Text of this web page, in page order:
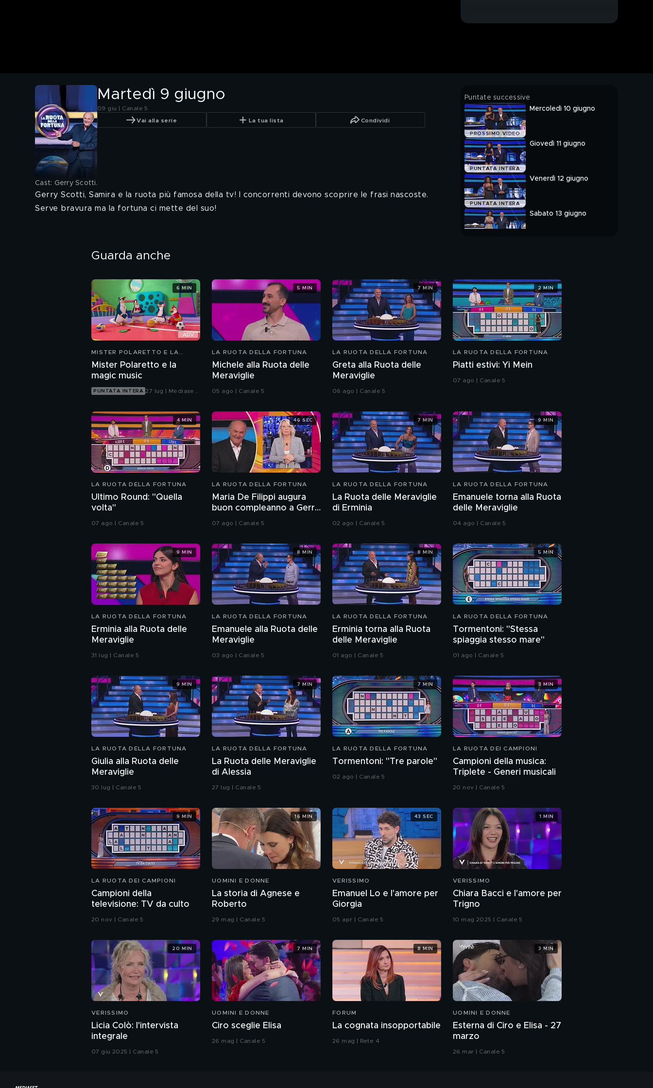
Martedì 9 giugno
09 giu | Canale 5
Vai alla serie La tua lista Condividi
Cast: Gerry Scotti .
Gerry Scotti, Samira e la ruota più famosa della tv! I concorrenti devono scoprire le frasi nascoste.
Serve bravura ma la fortuna ci mette del suo!
Puntate successive
PROSSIMO VIDEO
Mercoledì 10 giugno
PUNTATA INTERA
Giovedì 11 giugno
PUNTATA INTERA
Venerdì 12 giugno
Sabato 13 giugno
Guarda anche
MISTER POLARETTO E LA
Mister Polaretto e la
magic music
PUNTATA INTERA 27 lug | Mediaset
6 MIN
LA RUOTA DELLA FORTUNA
Michele alla Ruota delle
Meraviglie
05 ago | Canale 5
5 MIN
LA RUOTA DELLA FORTUNA
Greta alla Ruota delle
Meraviglie
06 ago | Canale 5
7 MIN
LA RUOTA DELLA FORTUNA
Piatti estivi: Yi Mein
07 ago | Canale 5
2 MIN
LA RUOTA DELLA FORTUNA
Ultimo Round: "Quella
volta"
07 ago | Canale 5
4 MIN
LA RUOTA DELLA FORTUNA
Maria De Filippi augura
buon compleanno a Gerry
Scotti
07 ago | Canale 5
46 SEC
LA RUOTA DELLA FORTUNA
La Ruota delle Meraviglie
di Erminia
02 ago | Canale 5
7 MIN
LA RUOTA DELLA FORTUNA
Emanuele torna alla Ruota
delle Meraviglie
04 ago | Canale 5
9 MIN
LA RUOTA DELLA FORTUNA
Erminia alla Ruota delle
Meraviglie
31 lug | Canale 5
9 MIN
LA RUOTA DELLA FORTUNA
Emanuele alla Ruota delle
Meraviglie
03 ago | Canale 5
8 MIN
LA RUOTA DELLA FORTUNA
Erminia torna alla Ruota
delle Meraviglie
01 ago | Canale 5
8 MIN
LA RUOTA DELLA FORTUNA
Tormentoni: "Stessa
spiaggia stesso mare"
01 ago | Canale 5
5 MIN
LA RUOTA DELLA FORTUNA
Giulia alla Ruota delle
Meraviglie
30 lug | Canale 5
9 MIN
LA RUOTA DELLA FORTUNA
La Ruota delle Meraviglie
di Alessia
27 lug | Canale 5
7 MIN
LA RUOTA DELLA FORTUNA
Tormentoni: "Tre parole"
02 ago | Canale 5
7 MIN
LA RUOTA DEI CAMPIONI
Campioni della musica:
Triplete - Generi musicali
20 nov | Canale 5
3 MIN
LA RUOTA DEI CAMPIONI
Campioni della
televisione: TV da culto
20 nov | Canale 5
9 MIN
UOMINI E DONNE
La storia di Agnese e
Roberto
29 mag | Canale 5
16 MIN
VERISSIMO
Emanuel Lo e l'amore per
Giorgia
05 apr | Canale 5
43 SEC
VERISSIMO
Chiara Bacci e l'amore per
Trigno
10 mag 2025 | Canale 5
1 MIN
VERISSIMO
Licia Colò: l'intervista
integrale
07 giu 2025 | Canale 5
20 MIN
UOMINI E DONNE
Ciro sceglie Elisa
26 mag | Canale 5
7 MIN
FORUM
La cognata insopportabile
26 mag | Rete 4
8 MIN
UOMINI E DONNE
Esterna di Ciro e Elisa - 27
marzo
26 mar | Canale 5
3 MIN